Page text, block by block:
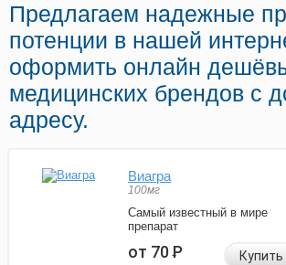
Предлагаем надежные
потенции в нашей
оформить онлайн
медицинских брендов с
адресу.
Виагра
100мг
Самый известный в мире
препарат
от 70Р Купить